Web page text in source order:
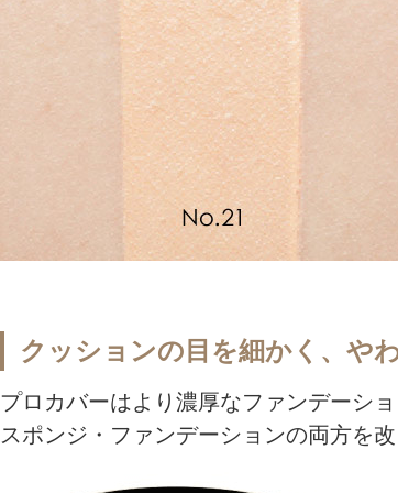
クッションの目を細かく、や
プロカバーはより濃厚なファンデーシ
スポンジ・ファンデーションの両方を改